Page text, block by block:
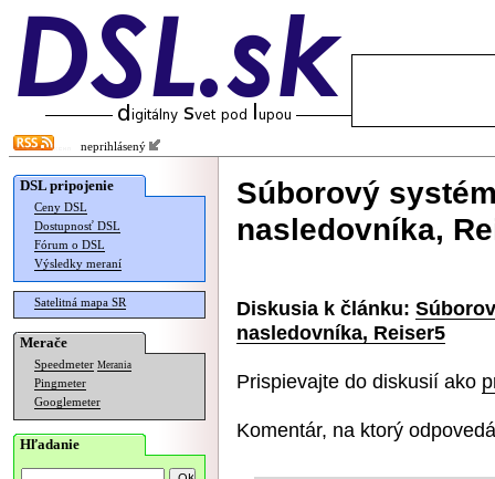
neprihlásený
DSL pripojenie
Ceny DSL
Dostupnosť DSL
Fórum o DSL
Výsledky meraní
Satelitná mapa SR
Merače
Speedmeter Merania
Pingmeter
Googlemeter
Hľadanie
Súborový
nasledovníka,
Diskusia k článku:
nasledovníka, Reiser5
Prispievajte do diskusií ako
Komentár, na ktorý